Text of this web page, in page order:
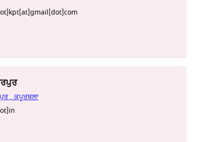
, ਕਪੂਰਥਲਾ